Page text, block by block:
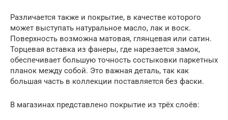
Различается также и покрытие, в качестве которого
может выступать натуральное масло, лак и воск.
Поверхность возможна матовая, глянцевая или сатин.
Торцевая вставка из фанеры, где нарезается замок,
обеспечивает большую точность состыковки паркетных
планок между собой. Это важная деталь, так как
большая часть в коллекции поставляется без фаски.
В магазинах представлено покрытие из трёх слоёв: